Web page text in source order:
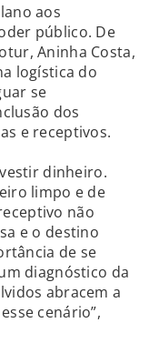
aos
público. De
Aninha Costa,
logística do
se
dos
e receptivos.
dinheiro.
limpo e de
não
e o destino
de se
diagnóstico da
abracem a
cenário”,